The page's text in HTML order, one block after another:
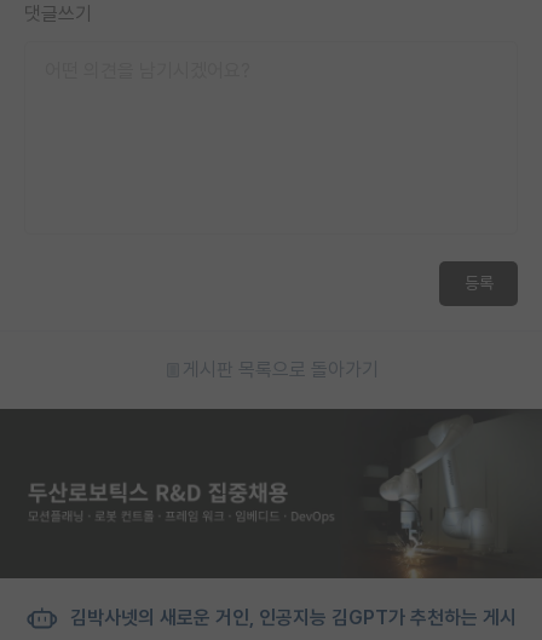
댓글쓰기
등록
게시판 목록으로 돌아가기
김박사넷의 새로운 거인, 인공지능 김GPT가 추천하는 게시